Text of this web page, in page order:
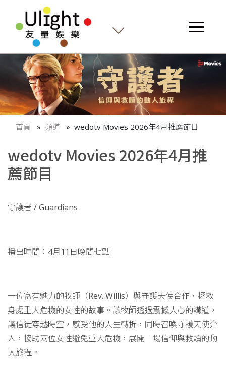
首頁 頻道 wedotv Movies 2026年4月推薦節目
wedotv Movies 2026年4月推
薦節目
守護者 / Guardians
播出時間：4月11日晚間七點
一位富有魅力的牧師（Rev. Willis）與守護天使合作，拯救
身處重大危機的女性的故事。該牧師透過震撼人心的講道，
讓信徒穿越時空，感受他的人生轉折，同時召喚守護天使介
入，協助兩位女性避免重大危機，展開一場信仰與救贖的動
人旅程。